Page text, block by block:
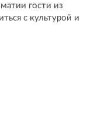
гости из
с культурой и